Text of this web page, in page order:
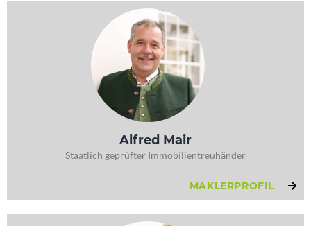
Alfred Mair
Staatlich geprüfter Immobilientreuhänder
MAKLERPROFIL